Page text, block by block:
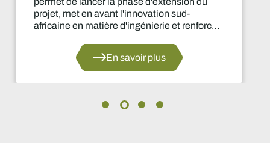
importantes prises par le
d'approvisionnement depuis